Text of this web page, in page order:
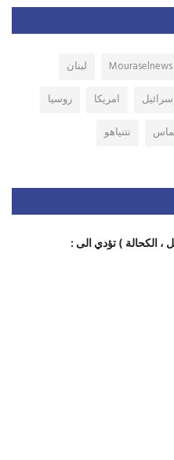
Mouraselnews
لبنان
امريكا
روسيا
نتنياهو
، الكحالة ) تؤدي الى :